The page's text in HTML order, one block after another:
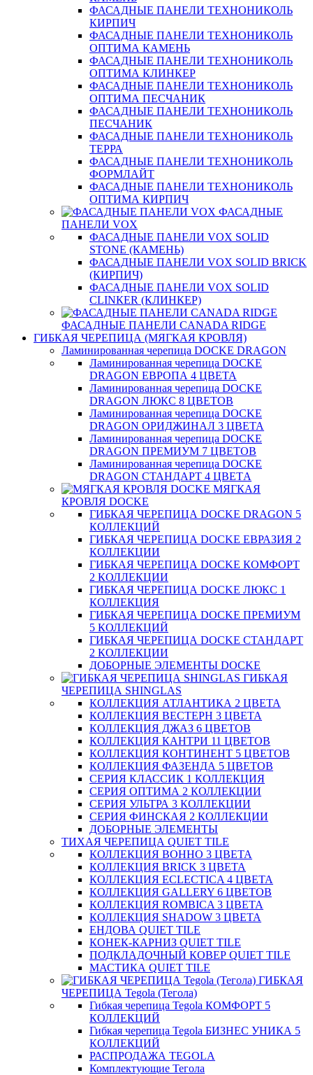
ФАСАДНЫЕ ПАНЕЛИ ТЕХНОНИКОЛЬ
КИРПИЧ
ФАСАДНЫЕ ПАНЕЛИ ТЕХНОНИКОЛЬ
ОПТИМА КАМЕНЬ
ФАСАДНЫЕ ПАНЕЛИ ТЕХНОНИКОЛЬ
ОПТИМА КЛИНКЕР
ФАСАДНЫЕ ПАНЕЛИ ТЕХНОНИКОЛЬ
ОПТИМА ПЕСЧАНИК
ФАСАДНЫЕ ПАНЕЛИ ТЕХНОНИКОЛЬ
ПЕСЧАНИК
ФАСАДНЫЕ ПАНЕЛИ ТЕХНОНИКОЛЬ
ТЕРРА
ФАСАДНЫЕ ПАНЕЛИ ТЕХНОНИКОЛЬ
ФОРМЛАЙТ
ФАСАДНЫЕ ПАНЕЛИ ТЕХНОНИКОЛЬ
ОПТИМА КИРПИЧ
ФАСАДНЫЕ
ПАНЕЛИ VOX
ФАСАДНЫЕ ПАНЕЛИ VOX SOLID
STONE (КАМЕНЬ)
ФАСАДНЫЕ ПАНЕЛИ VOX SOLID BRICK
(КИРПИЧ)
ФАСАДНЫЕ ПАНЕЛИ VOX SOLID
CLINКER (КЛИНКЕР)
ФАСАДНЫЕ ПАНЕЛИ CANADA RIDGE
ГИБКАЯ ЧЕРЕПИЦА (МЯГКАЯ КРОВЛЯ)
Ламинированная черепица DOCKE DRAGON
Ламинированная черепица DOCKE
DRAGON ЕВРОПА 4 ЦВЕТА
Ламинированная черепица DOCKE
DRAGON ЛЮКС 8 ЦВЕТОВ
Ламинированная черепица DOCKE
DRAGON ОРИДЖИНАЛ 3 ЦВЕТА
Ламинированная черепица DOCKE
DRAGON ПРЕМИУМ 7 ЦВЕТОВ
Ламинированная черепица DOCKE
DRAGON СТАНДАРТ 4 ЦВЕТA
МЯГКАЯ
КРОВЛЯ DOCKE
ГИБКАЯ ЧЕРЕПИЦА DOCKE DRAGON 5
КОЛЛЕКЦИЙ
ГИБКАЯ ЧЕРЕПИЦА DOCKE ЕВРАЗИЯ 2
КОЛЛЕКЦИИ
ГИБКАЯ ЧЕРЕПИЦА DOCKE КОМФОРТ
2 КОЛЛЕКЦИИ
ГИБКАЯ ЧЕРЕПИЦА DOCKE ЛЮКС 1
КОЛЛЕКЦИЯ
ГИБКАЯ ЧЕРЕПИЦА DOCKE ПРЕМИУМ
5 КОЛЛЕКЦИЙ
ГИБКАЯ ЧЕРЕПИЦА DOCKE СТАНДАРТ
2 КОЛЛЕКЦИИ
ДОБОРНЫЕ ЭЛЕМЕНТЫ DOCKE
ГИБКАЯ
ЧЕРЕПИЦА SHINGLAS
КОЛЛЕКЦИЯ АТЛАНТИКА 2 ЦВЕТА
КОЛЛЕКЦИЯ ВЕСТЕРН 3 ЦВЕТА
КОЛЛЕКЦИЯ ДЖАЗ 6 ЦВЕТОВ
КОЛЛЕКЦИЯ КАНТРИ 11 ЦВЕТОВ
КОЛЛЕКЦИЯ КОНТИНЕНТ 5 ЦВЕТОВ
КОЛЛЕКЦИЯ ФАЗЕНДА 5 ЦВЕТОВ
СЕРИЯ КЛАССИК 1 КОЛЛЕКЦИЯ
СЕРИЯ ОПТИМА 2 КОЛЛЕКЦИИ
СЕРИЯ УЛЬТРА 3 КОЛЛЕКЦИИ
СЕРИЯ ФИНСКАЯ 2 КОЛЛЕКЦИИ
ДОБОРНЫЕ ЭЛЕМЕНТЫ
ТИХАЯ ЧЕРЕПИЦА QUIET TILE
КОЛЛЕКЦИЯ BOHHO 3 ЦВЕТА
КОЛЛЕКЦИЯ BRICK 3 ЦВЕТА
КОЛЛЕКЦИЯ ECLECTICA 4 ЦВЕТА
КОЛЛЕКЦИЯ GALLERY 6 ЦВЕТОВ
КОЛЛЕКЦИЯ ROMBICA 3 ЦВЕТА
КОЛЛЕКЦИЯ SHADOW 3 ЦВЕТА
ЕНДОВА QUIET TILE
КОНЕК-КАРНИЗ QUIET TILE
ПОДКЛАДОЧНЫЙ КОВЕР QUIET TILE
МАСТИКА QUIET TILE
ГИБКАЯ
ЧЕРЕПИЦА Tegola (Тегола)
Гибкая черепица Tegola КОМФОРТ 5
КОЛЛЕКЦИЙ
Гибкая черепица Tegola БИЗНЕС УНИКА 5
КОЛЛЕКЦИЙ
РАСПРОДАЖА TEGOLA
Комплектующие Тегола